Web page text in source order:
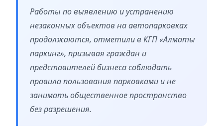
Работы по выявлению и устранению
незаконных объектов на автопарковках
продолжаются, отметили в КГП «Алматы
паркинг», призывая граждан и
представителей бизнеса соблюдать
правила пользования парковками и не
занимать общественное пространство
без разрешения.